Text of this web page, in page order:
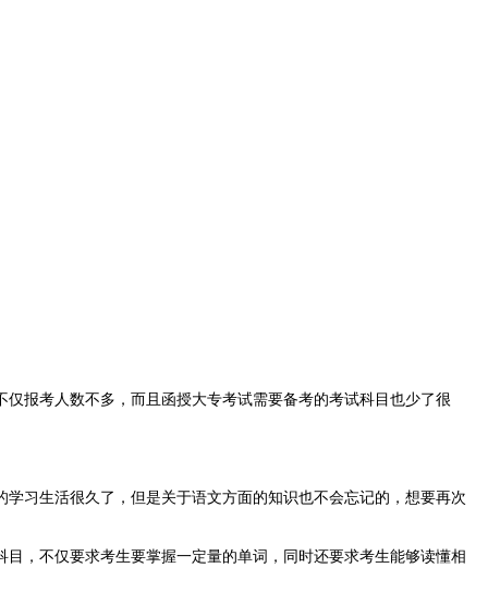
报考人数不多，而且函授大专考试需要备考的考试科目也少了很
习生活很久了，但是关于语文方面的知识也不会忘记的，想要再次
，不仅要求考生要掌握一定量的单词，同时还要求考生能够读懂相